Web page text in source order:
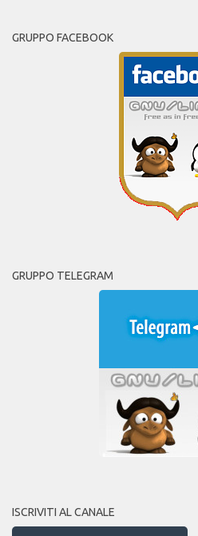
GRUPPO FACEBOOK
GRUPPO TELEGRAM
ISCRIVITI AL CANALE